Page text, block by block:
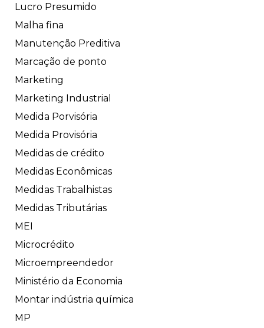
Lucro Presumido
Malha fina
Manutenção Preditiva
Marcação de ponto
Marketing
Marketing Industrial
Medida Porvisória
Medida Provisória
Medidas de crédito
Medidas Econômicas
Medidas Trabalhistas
Medidas Tributárias
MEI
Microcrédito
Microempreendedor
Ministério da Economia
Montar indústria química
MP